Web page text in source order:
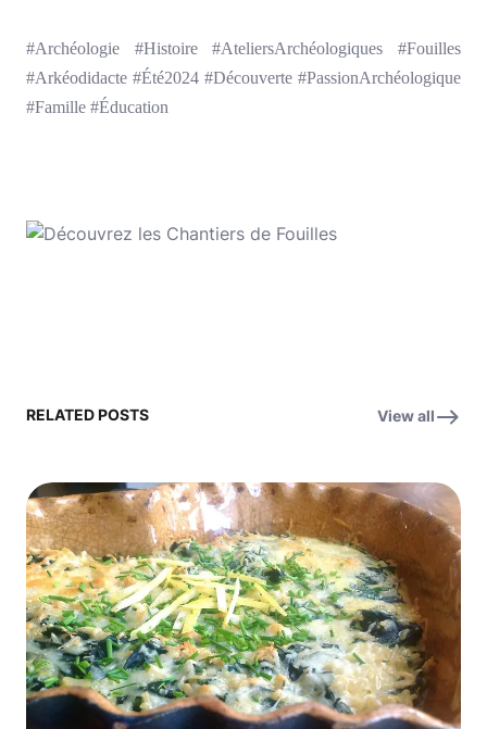
#Archéologie #Histoire #AteliersArchéologiques #Fouilles
#Arkéodidacte #Été2024 #Découverte #PassionArchéologique
#Famille #Éducation
RELATED POSTS View all